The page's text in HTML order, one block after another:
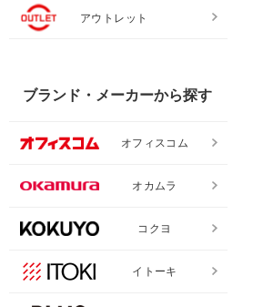
アウトレット
ブランド・メーカーから探す
オフィスコム
オカムラ
コクヨ
イトーキ